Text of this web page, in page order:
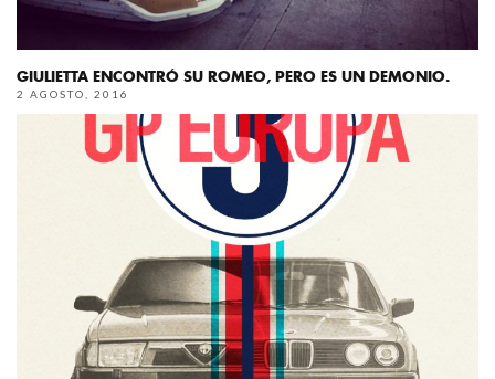
GIULIETTA ENCONTRÓ SU ROMEO, PERO ES UN DEMONIO.
2 AGOSTO, 2016